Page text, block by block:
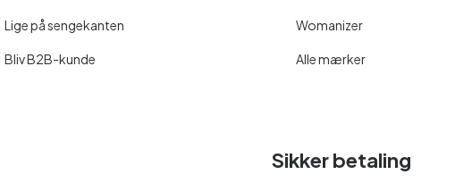
Lige på sengekanten
Bliv B2B-kunde
Womanizer
Alle mærker
Sikker betaling